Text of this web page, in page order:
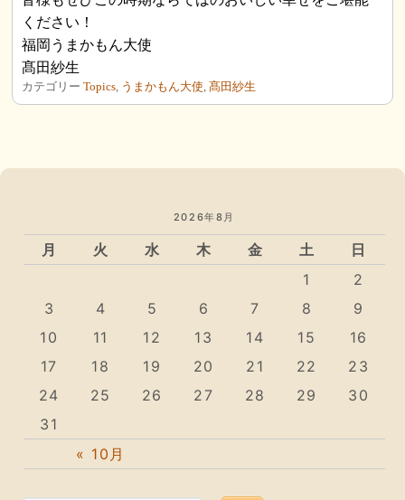
ください！
福岡うまかもん大使
髙田紗生
カテゴリーTopics うまかもん大使 ,髙田紗生
2026年8月
月 火 水 木 金 土 日
« 10月
1
2
3
4 5 6 7 8
9
10
11 12 13 14 15
16
17
18 19 20 21 22
23
24
25 26 27 28 29
30
31